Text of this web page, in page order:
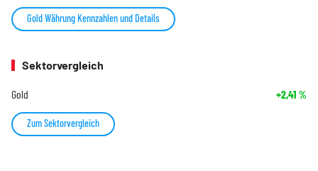
Gold Währung Kennzahlen und Details
Sektorvergleich
Gold +2,41 %
Zum Sektorvergleich